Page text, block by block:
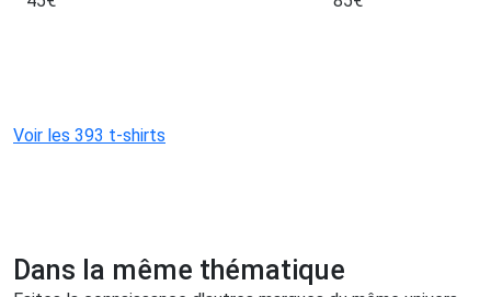
Voir les 393 t-shirts
Dans la même thématique